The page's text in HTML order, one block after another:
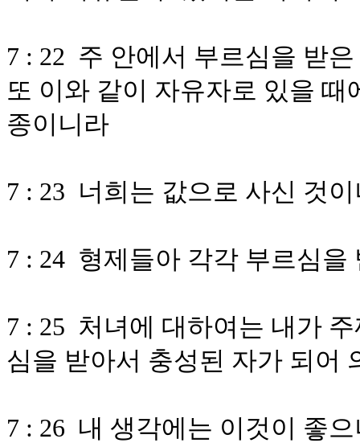
7 : 22 주 안에서 부르심을 받
또 이와 같이 자유자로 있을
종이니라
7 : 23 너희는 값으로 사신 것
7 : 24 형제들아 각각 부르심
7 : 25 처녀에 대하여는 내가
심을 받아서 충성된 자가 되어
7 : 26 내 생각에는 이것이 좋